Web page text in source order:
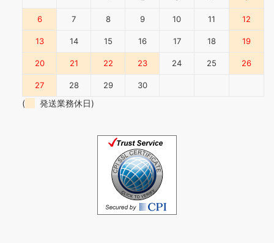
6 7 8 9 10 11 12
13 14 15 16 17 18 19
20 21 22 23 24 25 26
27 28 29 30
( 発送業務休日)